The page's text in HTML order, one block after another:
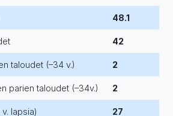
48.1
42
taloudet (–34 v.) 2
parien taloudet (–34v.) 2
lapsia) 27